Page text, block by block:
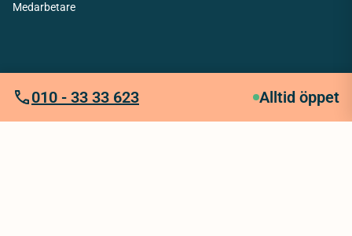
Medarbetare
010 - 33 33 623 Alltid öppet